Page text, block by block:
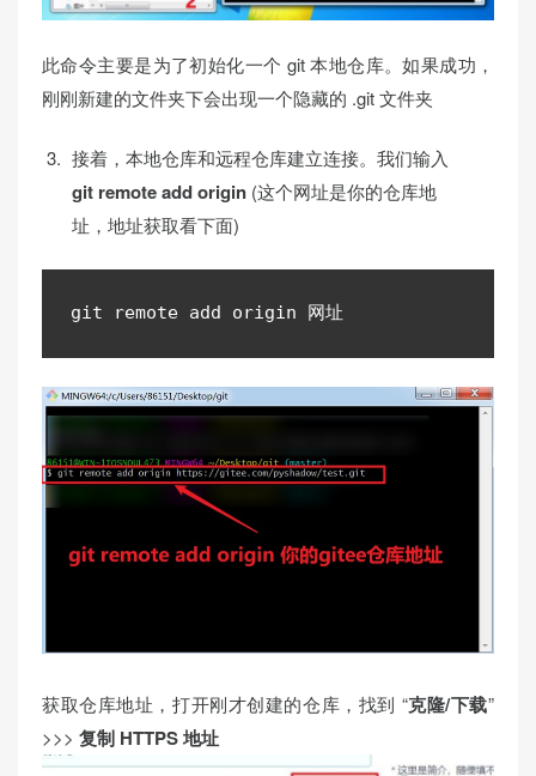
此命令主要是为了初始化一个 git 本地仓库。如果成功，
刚刚新建的文件夹下会出现一个隐藏的 .git 文件夹
接着，本地仓库和远程仓库建立连接。我们输入
git remote add origin (这个网址是你的仓库地
址，地址获取看下面)
git remote add origin 网址
获取仓库地址，打开刚才创建的仓库，找到 “克隆/下载”
>>> 复制 HTTPS 地址